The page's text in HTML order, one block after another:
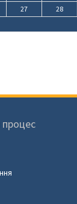
27 28